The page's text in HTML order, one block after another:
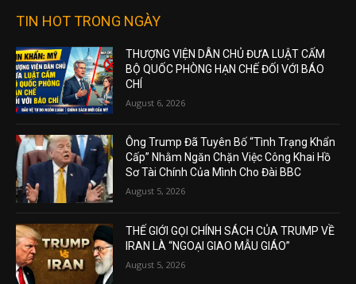
TIN HOT TRONG NGÀY
THƯỢNG VIỆN DÂN CHỦ ĐƯA LUẬT CẤM
BỘ QUỐC PHÒNG HẠN CHẾ ĐỐI VỚI BÁO
CHÍ
August 6, 2026
Ông Trump Đã Tuyên Bố “Tình Trạng Khẩn
Cấp” Nhằm Ngăn Chặn Việc Công Khai Hồ
Sơ Tài Chính Của Mình Cho Đài BBC
August 5, 2026
THẾ GIỚI GỌI CHÍNH SÁCH CỦA TRUMP VỀ
IRAN LÀ “NGOẠI GIAO MẪU GIÁO”
August 5, 2026